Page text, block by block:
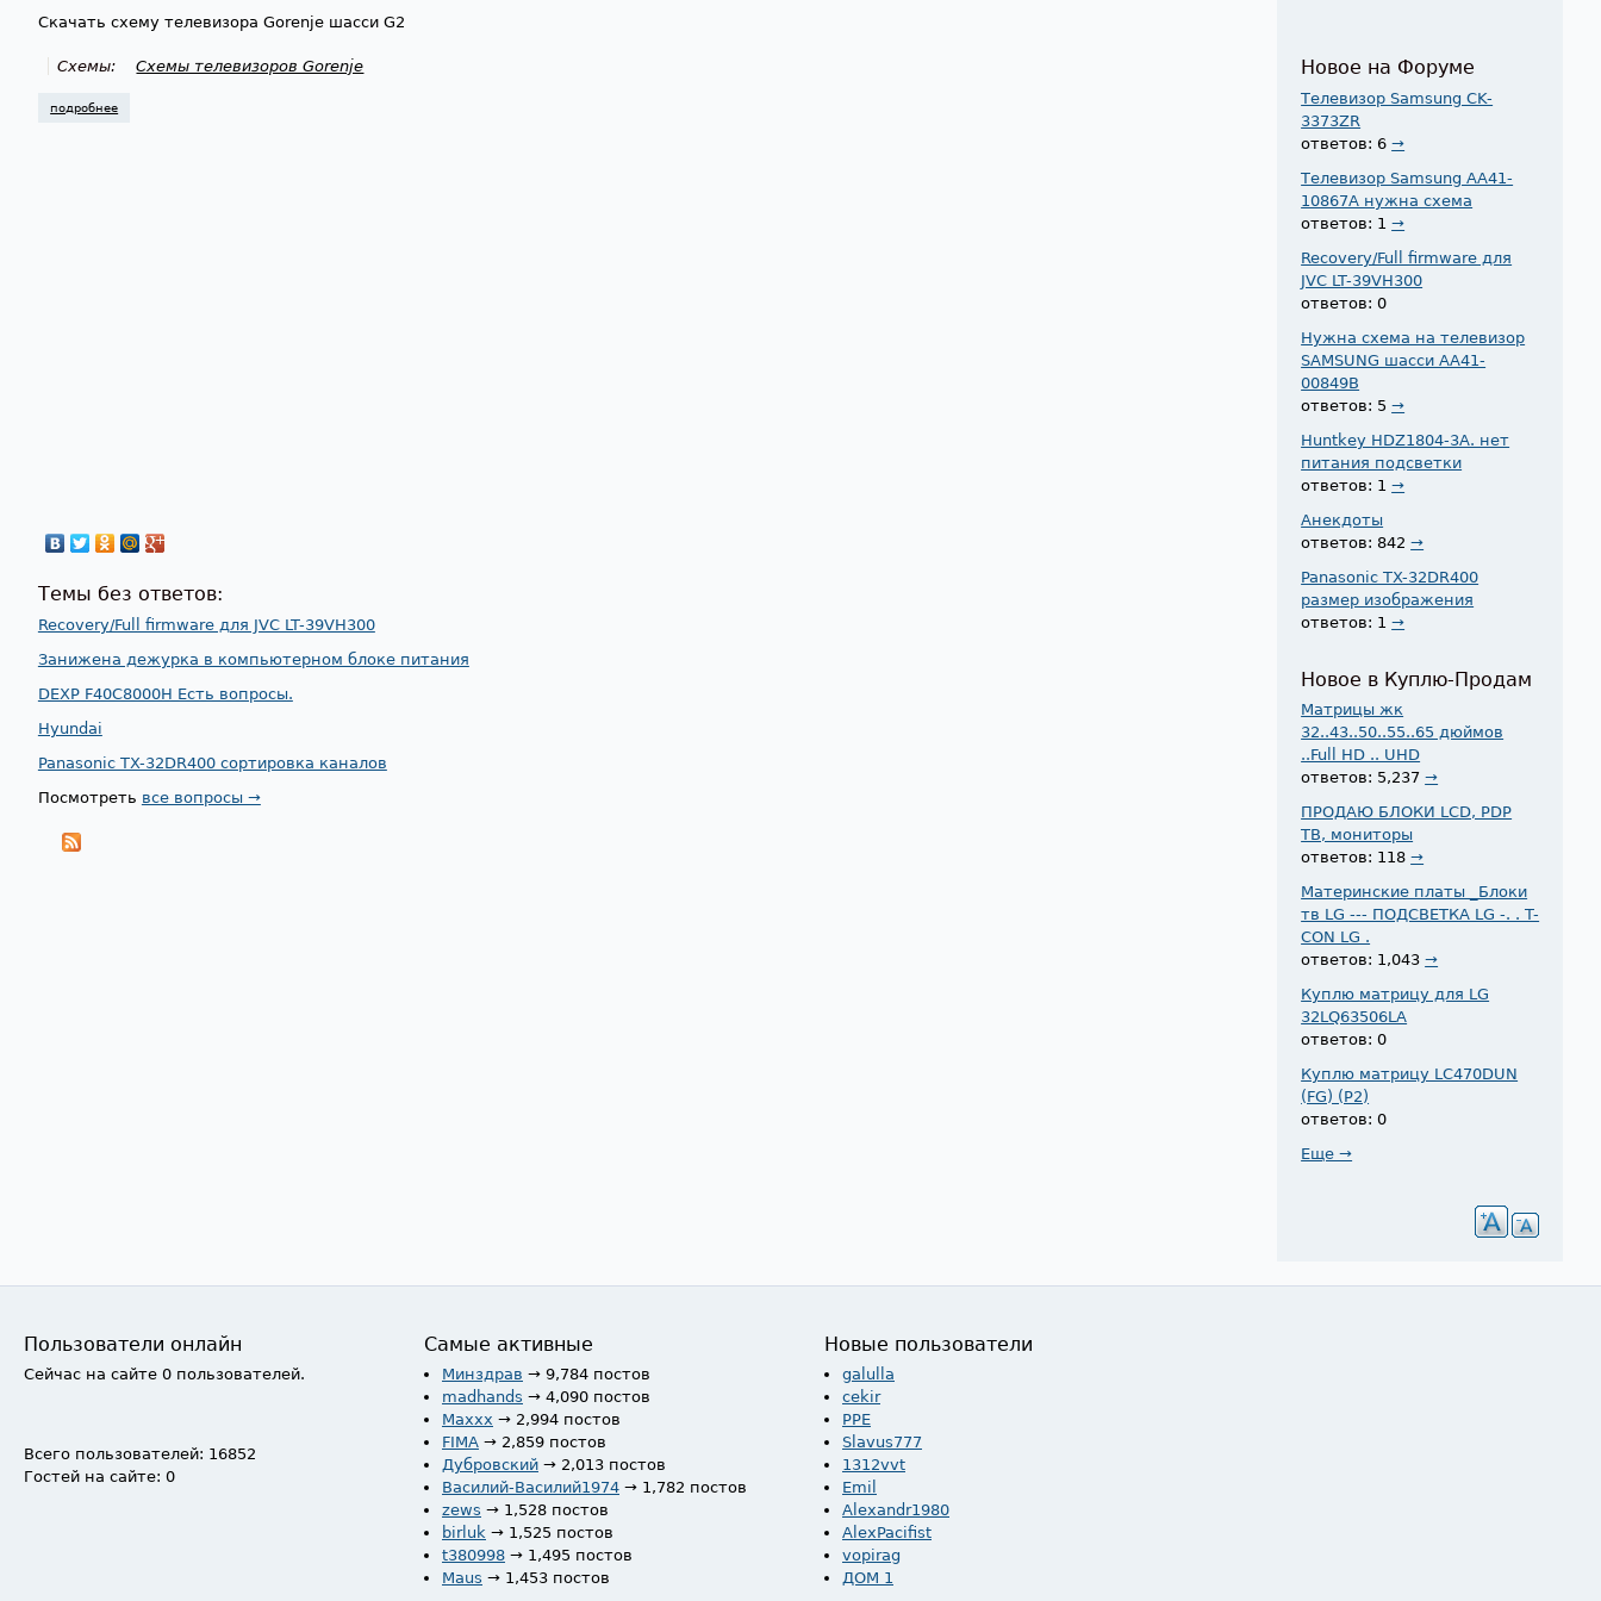
Скачать схему телевизора Gorenje шасси G2
Схемы: Схемы телевизоров Gorenje
подробнее
Темы без ответов:
Recovery/Full firmware для JVC LT-39VH300
Занижена дежурка в компьютерном блоке питания
DEXP F40C8000H Есть вопросы.
Hyundai
Panasonic TX-32DR400 сортировка каналов
Посмотреть все вопросы →
Новое на Форуме
Телевизор Samsung CK-
3373ZR
ответов: 6→
Телевизор Samsung AA41-
10867A нужна схема
ответов: 1→
Recovery/Full firmware для
JVC LT-39VH300
ответов: 0
Нужна схема на телевизор
SAMSUNG шасси AA41-
00849B
ответов: 5→
Huntkey HDZ1804-3A. нет
питания подсветки
ответов: 1→
Анекдоты
ответов: 842→
Panasonic TX-32DR400
размер изображения
ответов: 1→
Новое в Куплю-Продам
Матрицы жк
32..43..50..55..65 дюймов
..Full HD .. UHD
ответов: 5,237→
ПРОДАЮ БЛОКИ LCD, PDP
ТВ, мониторы
ответов: 118→
Материнские платы _Блоки
тв LG --- ПОДСВЕТКА LG -. . T-
CON LG .
ответов: 1,043→
Куплю матрицу для LG
32LQ63506LA
ответов: 0
Куплю матрицу LC470DUN
(FG) (P2)
ответов: 0
Еще →
Пользователи онлайн
Сейчас на сайте 0 пользователей.
Всего пользователей: 16852
Гостей на сайте: 0
Самые активные
Минздрав → 9,784 постов
madhands → 4,090 постов
Maxxx → 2,994 постов
FIMA → 2,859 постов
Дубровский → 2,013 постов
Василий-Василий1974 → 1,782 постов
zews → 1,528 постов
birluk → 1,525 постов
t380998 → 1,495 постов
Maus → 1,453 постов
Новые пользователи
galulla
cekir
PPE
Slavus777
1312vvt
Emil
Alexandr1980
AlexPacifist
vopirag
ДОМ 1